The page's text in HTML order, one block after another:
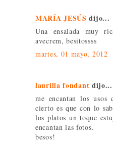
MARÍA JESÚS dijo...
Una ensalada muy
avecrem, besitossss
martes, 01 mayo, 2012
laurilla fondant dijo...
me encantan los
cierto es que con lo
los platos un toque
encantan las fotos.
besos!